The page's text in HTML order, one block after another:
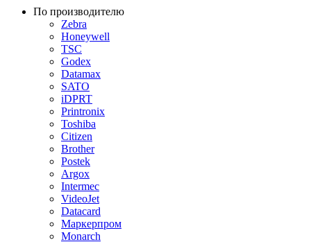
По производителю
Zebra
Honeywell
TSC
Godex
Datamax
SATO
iDPRT
Printronix
Toshiba
Citizen
Brother
Postek
Argox
Intermec
VideoJet
Datacard
Маркерпром
Monarch